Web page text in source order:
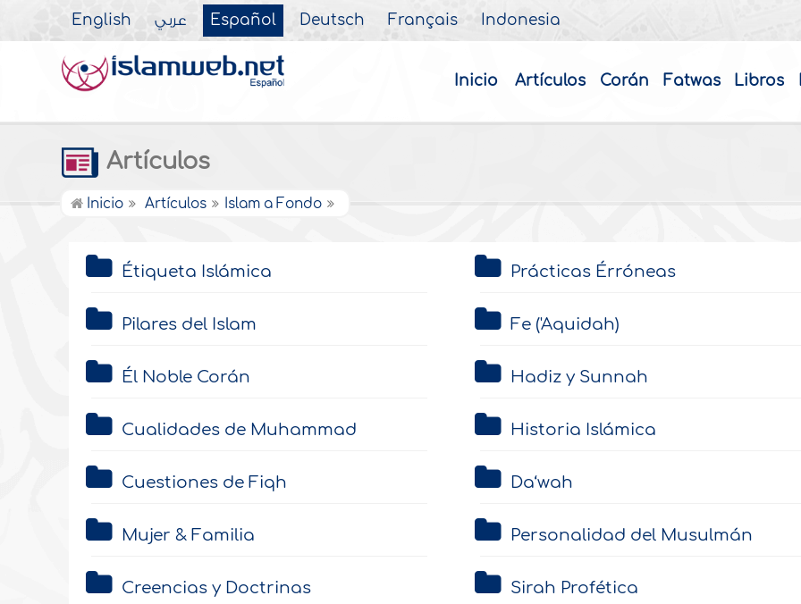
English عربي Español Deutsch Français Indonesia
Inicio Artículos Corán Fatwas Libros
Artículos
Inicio Artículos Islam a Fondo
Étiqueta Islámica Prácticas Érróneas
Pilares del Islam Fe ('Aquidah)
Él Noble Corán Hadiz y Sunnah
Cualidades de Muhammad Historia Islámica
Cuestiones de Fiqh Da‘wah
Mujer & Familia Personalidad del Musulmán
Creencias y Doctrinas Sirah Profética